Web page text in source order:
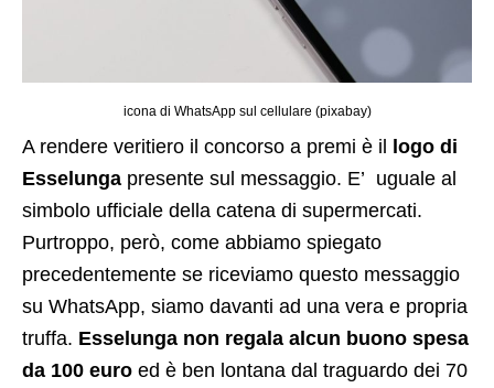
icona di WhatsApp sul cellulare (pixabay)
A rendere veritiero il concorso a premi è il logo di
Esselunga presente sul messaggio. E’ uguale al
simbolo ufficiale della catena di supermercati.
Purtroppo, però, come abbiamo spiegato
precedentemente se riceviamo questo messaggio
su WhatsApp, siamo davanti ad una vera e propria
truffa. Esselunga non regala alcun buono spesa
da 100 euro ed è ben lontana dal traguardo dei 70